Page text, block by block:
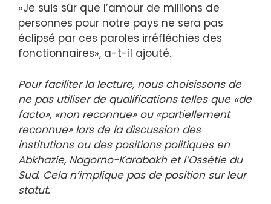
«Je suis sûr que l’amour de millions de
personnes pour notre pays ne sera pas
éclipsé par ces paroles irréfléchies des
fonctionnaires», a-t-il ajouté.
Pour faciliter la lecture, nous choisissons de
ne pas utiliser de qualifications telles que «de
facto», «non reconnue» ou «partiellement
reconnue» lors de la discussion des
institutions ou des positions politiques en
Abkhazie, Nagorno-Karabakh et l’Ossétie du
Sud. Cela n’implique pas de position sur leur
statut.